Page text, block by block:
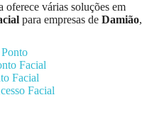
oferece várias soluções em
para empresas de Damião,
Facial
Facial
Facial